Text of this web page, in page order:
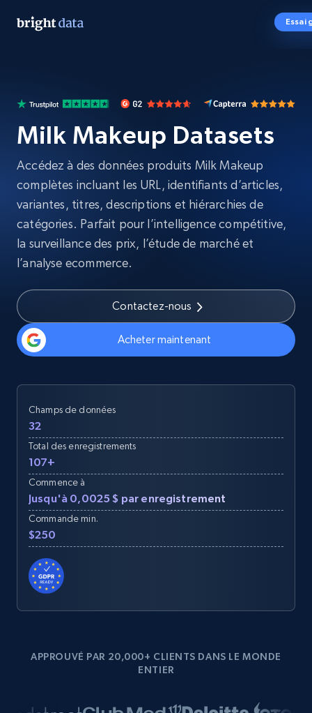
Essai
Milk Makeup Datasets
Accédez à des données produits Milk Makeup
complètes incluant les URL, identifiants d’articles,
variantes, titres, descriptions et hiérarchies de
catégories. Parfait pour l’intelligence compétitive,
la surveillance des prix, l’étude de marché et
l’analyse ecommerce.
Contactez-nous
Acheter maintenant
Champs de données
32
Total des enregistrements
107+
Commence à
Jusqu'à 0,0025 $ par enregistrement
Commande min.
$250
APPROUVÉ PAR 20,000+ CLIENTS DANS LE MONDE
ENTIER